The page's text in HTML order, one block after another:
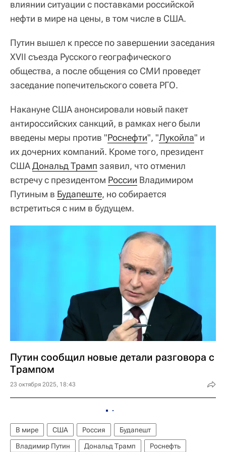
влиянии ситуации с поставками российской
нефти в мире на цены, в том числе в США.
Путин вышел к прессе по завершении заседания
XVII съезда Русского географического
общества, а после общения со СМИ проведет
заседание попечительского совета РГО.
Накануне США анонсировали новый пакет
антироссийских санкций, в рамках него были
введены меры против "Роснефти", "Лукойла" и
их дочерних компаний. Кроме того, президент
СШАДональд Трамп заявил, что отменил
встречу с президентом России Владимиром
Путиным в Будапеште, но собирается
встретиться с ним в будущем.
Путин сообщил новые детали разговора с
Трампом
23 октября 2025, 18:43
В мире США Россия
Будапешт
Владимир Путин
Дональд Трамп
Роснефть